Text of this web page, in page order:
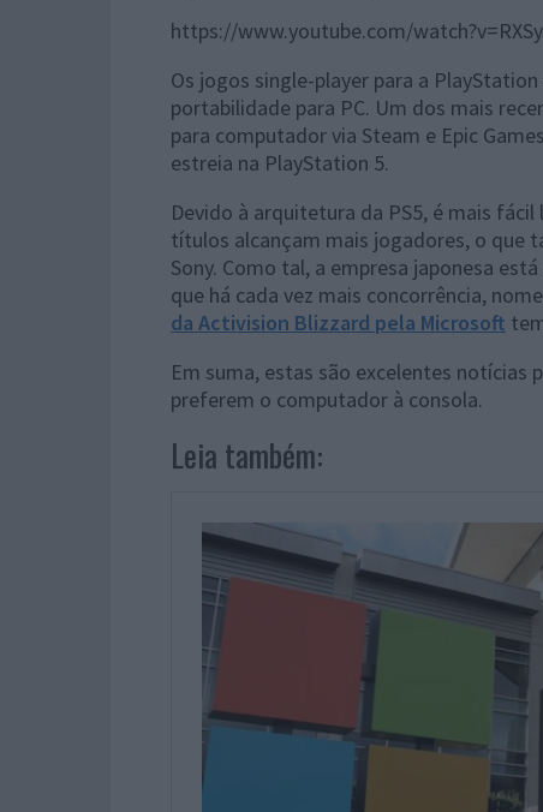
https://www.youtube.com/
Os jogos single-player para a
portabilidade para PC. Um dos mais
para computador via Steam e Epic
estreia na PlayStation 5.
Devido à arquitetura da PS5, é mais
títulos alcançam mais jogadores, o que
Sony. Como tal, a empresa japonesa
que há cada vez mais concorrência,
da Activision Blizzard pela Microsoft
Em suma, estas são excelentes
preferem o computador à consola.
Leia também: